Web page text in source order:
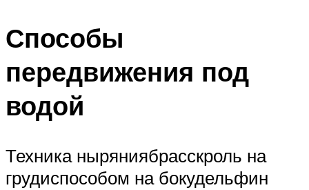
Способы
передвижения под
водой
Техника ныряниябрасскроль на
грудиспособом на бокудельфин